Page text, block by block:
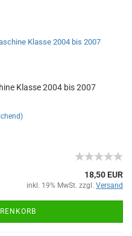
Klasse 2004 bis 2007
18,50 EUR
inkl. 19% MwSt. zzgl. Versand